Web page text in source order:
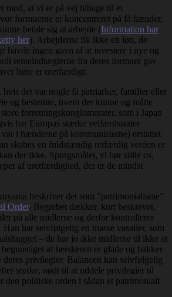
mod, at vi er på vej tilbage til et
formuerne er koncentreret på få hænder,
betale sig at arbejde (Information har
her). Arbejderne fik ikke en løn, de
havde ingen gavn af at investere i nye og
renteindtægterne fra deres formuer gav
høre er uretfærdigt.
det var nogle få patriarker, familier eller
og bestemte, hvem der kunne og måtte
forretningskonglomerater, som i Japan
har Europas stærke velfærdsstater
i hænderne på kommunisterne) erstattet
skabes en fuldstændig retfærdig verden er
der ikke. Spørgsmålet, vi bør stille os,
af uretfærdighed, der er de mindst
beskriver det som ”patrimonialisme”
Order. Begrebet dækker, kort beskrevet,
på alle midlerne og derfor kontrollerer
Han har selvfølgelig en masse vasaller, som
– de har jo ikke midlerne til ikke at
af herskeren er glade og bakker
deres privilegier. Balancen kan selvfølgelig
styrke, nødt til at uddele privilegier til
den politiske orden i sådan et patrimonialt